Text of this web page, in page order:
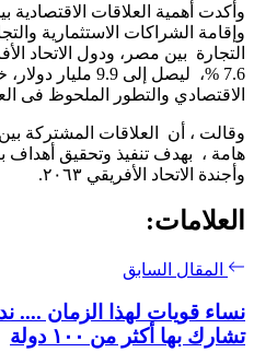
وأكدت أهمية العلاقات الاقتصادية
وإقامة الشراكات الاستثمارية
التجارة بين مصر، ودول الاتحاد
الاقتصادي والتطور الملحوظ فى
وقالت ، أن العلاقات المشتركة
وأجندة الاتحاد الأفريقي ٢٠٦٣.
العلامات:
المقال السابق
نساء قويات لهذا الزمان ....
تشارك بها أكثر من ١٠٠ دولة